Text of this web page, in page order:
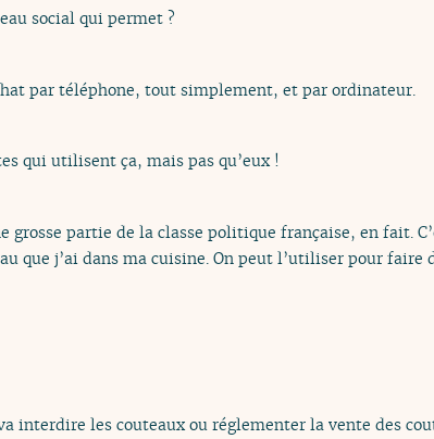
social qui permet ?
par téléphone, tout simplement, et par ordinateur.
qui utilisent ça, mais pas qu’eux !
partie de la classe politique française, en fait.
que j’ai dans ma cuisine. On peut l’utiliser pour
interdire les couteaux ou réglementer la vente des